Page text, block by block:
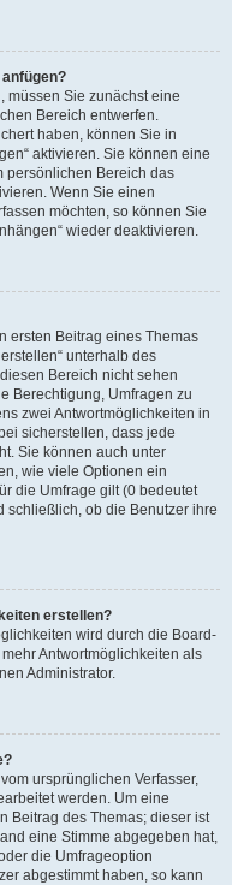
müssen Sie zunächst eine
Bereich entwerfen.
haben, können Sie in
aktivieren. Sie können eine
persönlichen Bereich das
Wenn Sie einen
möchten, so können Sie
wieder deaktivieren.
ersten Beitrag eines Themas
unterhalb des
Bereich nicht sehen
Berechtigung, Umfragen zu
zwei Antwortmöglichkeiten in
sicherstellen, dass jede
Sie können auch unter
wie viele Optionen ein
die Umfrage gilt (0 bedeutet
schließlich, ob die Benutzer ihre
erstellen?
wird durch die Board-
Antwortmöglichkeiten als
Administrator.
ursprünglichen Verfasser,
werden. Um eine
Beitrag des Themas; dieser ist
eine Stimme abgegeben hat,
die Umfrageoption
abgestimmt haben, so kann